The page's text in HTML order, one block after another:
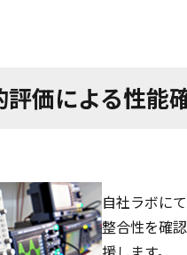
価による性能
自社ラボに
整合性を確